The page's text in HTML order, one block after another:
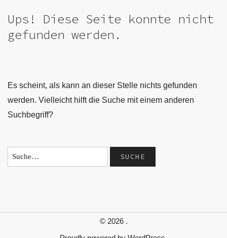
Ups! Diese Seite konnte nicht
gefunden werden.
Es scheint, als kann an dieser Stelle nichts gefunden
werden. Vielleicht hilft die Suche mit einem anderen
Suchbegriff?
© 2026 .